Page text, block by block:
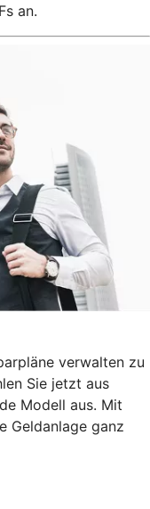
an.
verwalten zu
Sie jetzt aus
Modell aus. Mit
Geldanlage ganz